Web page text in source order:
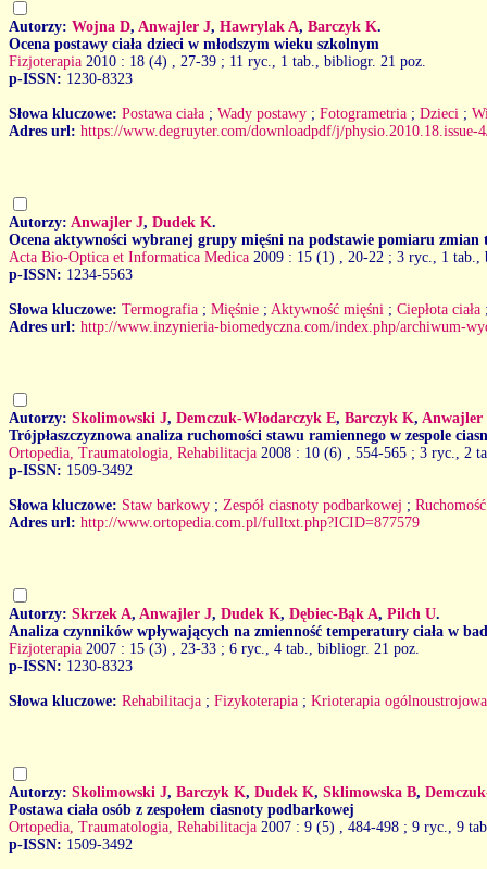
Autorzy: Wojna D, Anwajler J, Hawrylak A, Barczyk K.
Ocena postawy ciała dzieci w młodszym wieku szkolnym
Fizjoterapia 2010 : 18 (4)
, 27-39 ; 11 ryc., 1 tab., bibliogr. 21 poz.
p-ISSN: 1230-8323
Słowa kluczowe: Postawa ciała ; Wady postawy ; Fotogrametria ; Dzieci ;
Adres url: https://www.degruyter.com/downloadpdf/j/
Autorzy: Anwajler J, Dudek K.
Ocena aktywności wybranej grupy mięśni na podstawie pomiaru zmian
Acta Bio-Optica et Informatica Medica 2009 : 15 (1)
, 20-22 ; 3 ryc., 1
p-ISSN: 1234-5563
Słowa kluczowe: Termografia ; Mięśnie ; Aktywność mięśni ; Ciepłota ciała
Adres url: http://www.inzynieria-biomedyczna.com/index.php/archiwum-
Autorzy: Skolimowski J, Demczuk-Włodarczyk E, Barczyk K, Anwajler
Trójpłaszczyznowa analiza ruchomości stawu ramiennego w zespole
Ortopedia, Traumatologia, Rehabilitacja 2008 : 10 (6)
, 554-565 ; 3 ryc., 2
p-ISSN: 1509-3492
Słowa kluczowe: Staw barkowy ; Zespół ciasnoty podbarkowej ;
Adres url: http://www.ortopedia.com.pl/fulltxt.php?ICID=877579
Autorzy: Skrzek A, Anwajler J, Dudek K, Dębiec-Bąk A, Pilch U.
Analiza czynników wpływających na zmienność temperatury ciała w
Fizjoterapia 2007 : 15 (3)
, 23-33 ; 6 ryc., 4 tab., bibliogr. 21 poz.
p-ISSN: 1230-8323
Słowa kluczowe: Rehabilitacja ; Fizykoterapia ; Krioterapia ogólnoustrojowa
Autorzy: Skolimowski J, Barczyk K, Dudek K, Sklimowska B,
Postawa ciała osób z zespołem ciasnoty podbarkowej
Ortopedia, Traumatologia, Rehabilitacja 2007 : 9 (5)
, 484-498 ; 9 ryc., 9
p-ISSN: 1509-3492